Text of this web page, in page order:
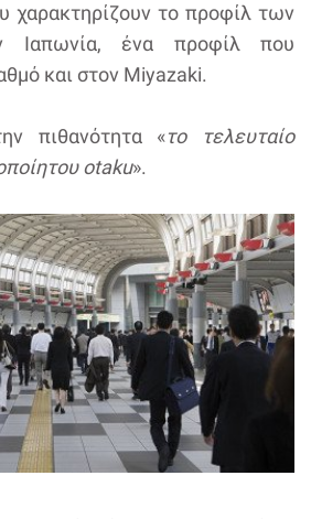
χαρακτηρίζουν το προφίλ των
Ιαπωνία, ένα προφίλ που
και στον Miyazaki.
πιθανότητα «το τελευταίο
otaku».